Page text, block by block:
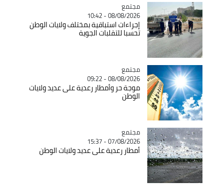
Catégorie
مجتمع
08/08/2026 - 10:42
إجراءات استباقية بمختلف ولايات الوطن
تحسبا للتقلبات الجوية
Catégorie
مجتمع
08/08/2026 - 09:22
موجة حر وأمطار رعدية على عديد ولايات
الوطن
Catégorie
مجتمع
07/08/2026 - 15:37
أمطار رعدية على عديد ولايات الوطن